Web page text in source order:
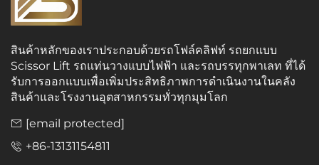
สินค้าหลักของเราประกอบด้วยรถโฟล์คลิฟท์ รถยกแบบ
Scissor Lift รถแท่นวางแบบไฟฟ้า และรถบรรทุกพาเลท ที่ได้
รับการออกแบบเพื่อเพิ่มประสิทธิภาพการดำเนินงานในคลัง
สินค้าและโรงงานอุตสาหกรรมทั่วทุกมุมโลก
[email protected]
+86-13131154811